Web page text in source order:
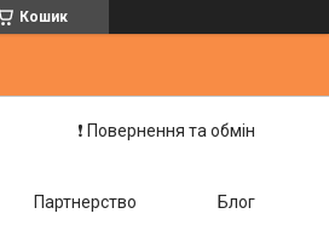
Кошик
❗️ Повернення та обмін
Партнерство Блог